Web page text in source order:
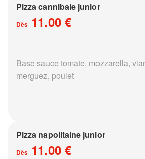
Pizza cannibale junior
Dès 11.00 €
Base sauce tomate, mozzarella,
merguez, poulet
Pizza napolitaine junior
Dès 11.00 €